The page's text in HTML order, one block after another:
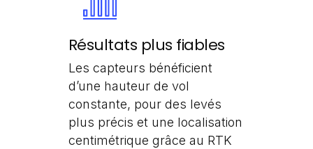
Résultats plus fiables
Les capteurs bénéficient
d’une hauteur de vol
constante, pour des levés
plus précis et une localisation
centimétrique grâce au RTK